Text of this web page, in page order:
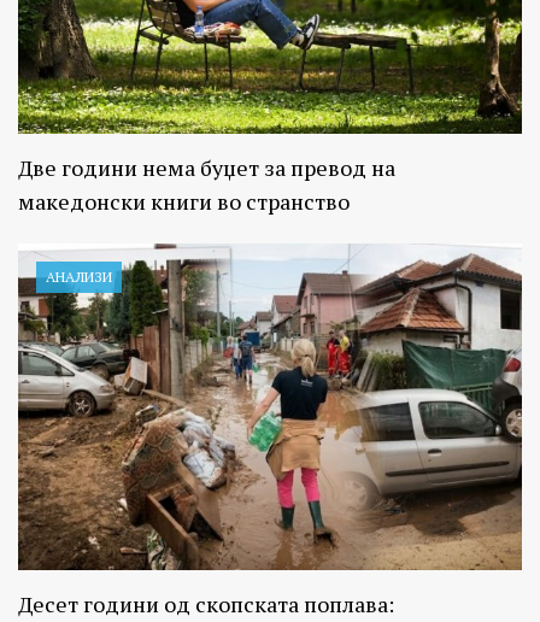
Две години нема буџет за превод на
македонски книги во странство
АНАЛИЗИ
Десет години од скопската поплава: